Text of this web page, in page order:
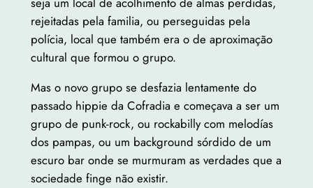
rejeitadas pela familia, ou perseguidas pela
polícia, local que também era o de aproximação
cultural que formou o grupo.
Mas o novo grupo se desfazia lentamente do
passado hippie da Cofradia e começava a ser um
grupo de punk-rock, ou rockabilly com melodías
dos pampas, ou um background sórdido de um
escuro bar onde se murmuram as verdades que a
sociedade finge não existir.